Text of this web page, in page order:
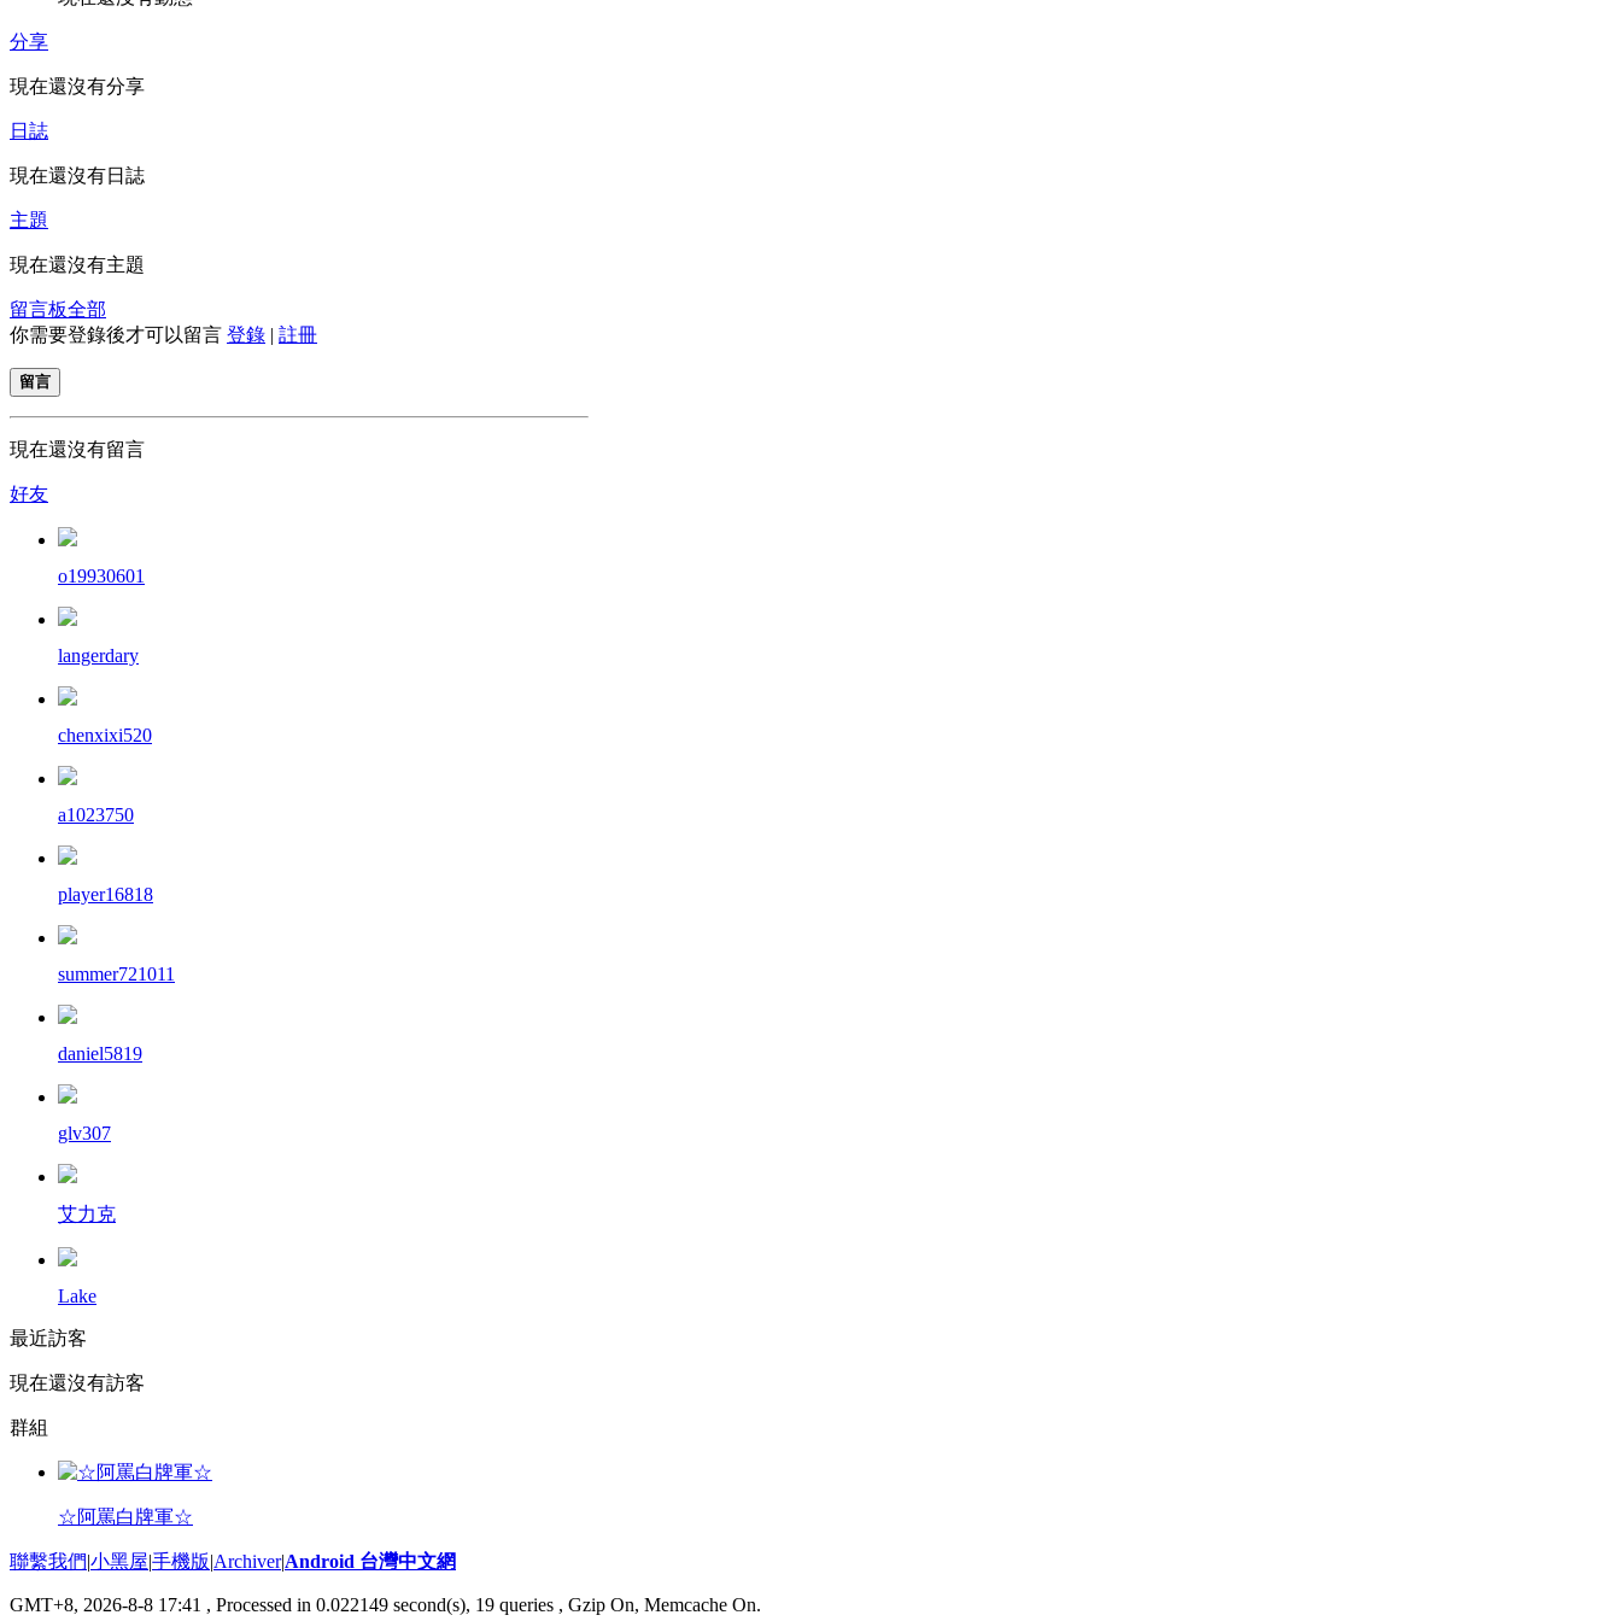
分享
現在還沒有分享
日誌
現在還沒有日誌
主題
現在還沒有主題
留言板全部
你需要登錄後才可以留言 登錄 | 註冊
留言
現在還沒有留言
好友
o19930601
langerdary
chenxixi520
a1023750
player16818
summer721011
daniel5819
glv307
艾力克
Lake
最近訪客
現在還沒有訪客
群組
☆阿罵白牌軍☆
聯繫我們|小黑屋|手機版|Archiver|Android 台灣中文網
GMT+8, 2026-8-8 17:41 , Processed in 0.022149 second(s), 19 queries , Gzip On, Memcache On.